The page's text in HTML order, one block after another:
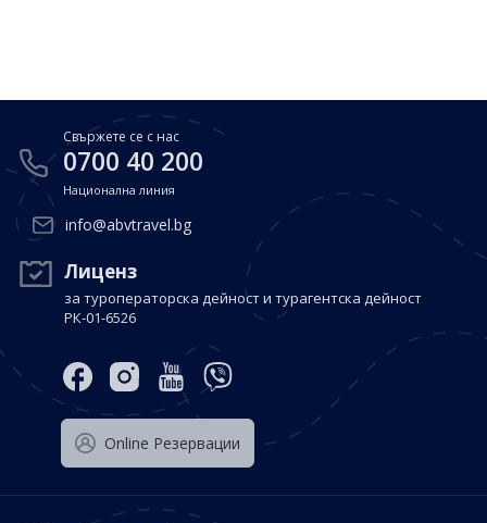
Почивки в Италия
Почивки в Доминиканска република
Почивки в Дубай
Почивка в Мексико
Политика за поверителност
Контакти
Вход за агенти
Свържете се с нас
0700 40 200
Свържете се с нас
0700 40 200
Национална линия
info@abvtravel.bg
Лиценз
за туроператорска дейност и турагентска дейност
РК-01-6526
Оnline Резервации